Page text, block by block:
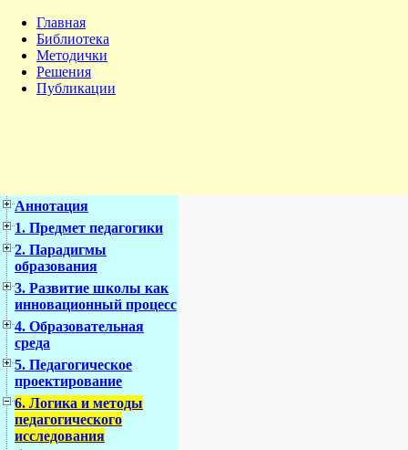
Главная
Библиотека
Методички
Решения
Публикации
Аннотация
1. Предмет педагогики
2. Парадигмы
образования
3. Развитие школы как
инновационный процесс
4. Образовательная
среда
5. Педагогическое
проектирование
6. Логика и методы
педагогического
исследования